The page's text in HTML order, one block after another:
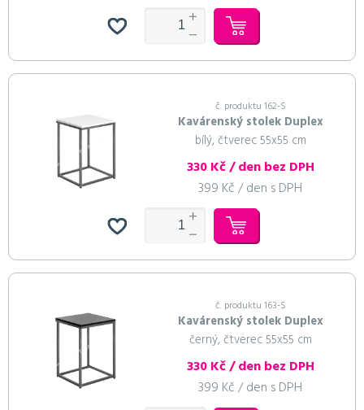
č. produktu 162-S
Kavárenský stolek Duplex
bílý, čtverec 55x55 cm
330 Kč / den bez DPH
399 Kč / den s DPH
č. produktu 163-S
Kavárenský stolek Duplex
černý, čtverec 55x55 cm
330 Kč / den bez DPH
399 Kč / den s DPH
Pokračovat v objednávce
Pokračovat v objednávce
121 Kč / den s DPH
Do košíku Pokračovat v objednávce
121 Kč / den s DPH
Do košíku Pokračovat v objednávce